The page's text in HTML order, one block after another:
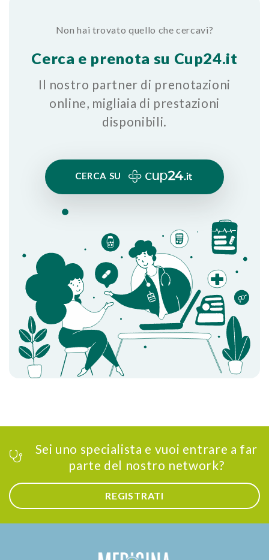
Non hai trovato quello che cercavi?
Cerca e prenota su Cup24.it
Il nostro partner di prenotazioni
online, migliaia di prestazioni
disponibili.
CERCA SU
Sei uno specialista e vuoi entrare a far
parte del nostro network?
REGISTRATI